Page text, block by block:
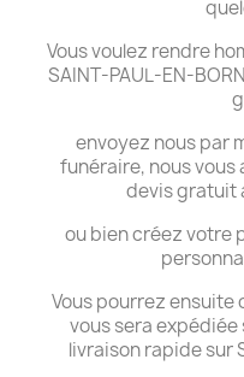
Vous voulez rendre
SAINT-PAUL-EN-
envoyez nous par
funéraire, nous
devis gratuit
ou bien créez votre
Vous pourrez ensuite
vous sera expédiée
livraison rapide sur